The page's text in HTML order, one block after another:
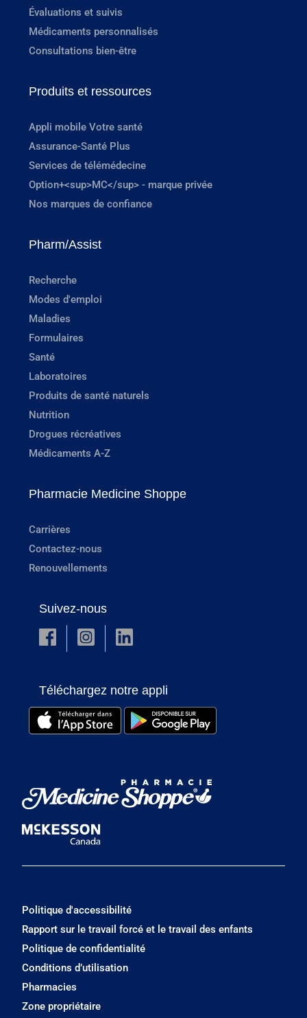
Évaluations et suivis
Médicaments personnalisés
Consultations bien-être
Produits et ressources
Appli mobile Votre santé
Assurance-Santé Plus
Services de télémédecine
Option+<sup>MC</sup> - marque privée
Nos marques de confiance
Pharm/Assist
Recherche
Modes d'emploi
Maladies
Formulaires
Santé
Laboratoires
Produits de santé naturels
Nutrition
Drogues récréatives
Médicaments A-Z
Pharmacie Medicine Shoppe
Carrières
Contactez-nous
Renouvellements
Suivez-nous
Téléchargez notre appli
Politique d'accessibilité
Rapport sur le travail forcé et le travail des enfants
Politique de confidentialité
Conditions d’utilisation
Pharmacies
Zone propriétaire